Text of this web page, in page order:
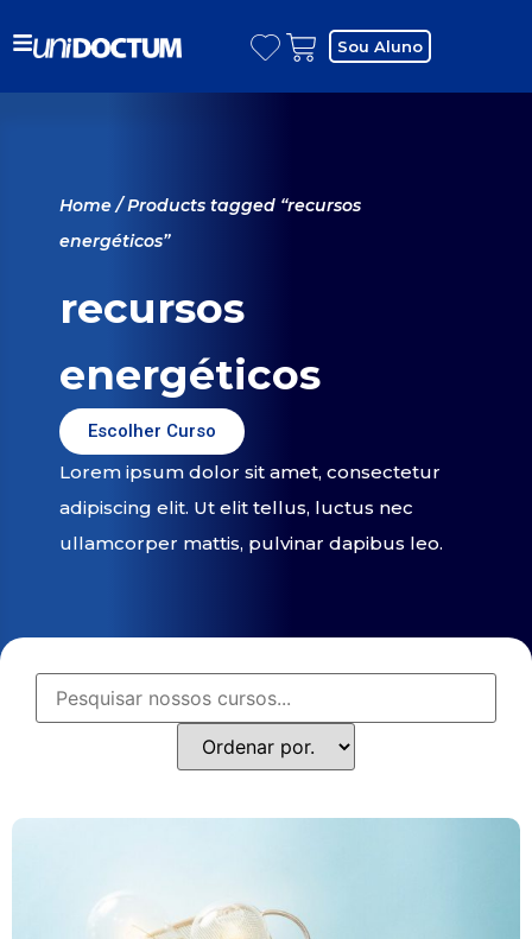
Sou Aluno
Home/ Products tagged “recursos
energéticos”
recursos
energéticos
Escolher Curso
Lorem ipsum dolor sit amet, consectetur
adipiscing elit. Ut elit tellus, luctus nec
ullamcorper mattis, pulvinar dapibus leo.